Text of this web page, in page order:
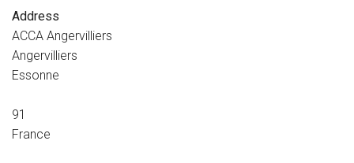
Address
ACCA Angervilliers
Angervilliers
Essonne
91
France